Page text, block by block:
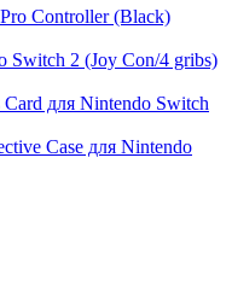
Controller (Black)
Switch 2 (Joy Con/4 gribs)
для Nintendo Switch
Case для Nintendo